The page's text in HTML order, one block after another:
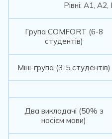
Рівні: А1,
Група COMFORT (6-8
студентів)
Міні-група (3-5 студентів)
Два викладачі (50% з
носієм мови)